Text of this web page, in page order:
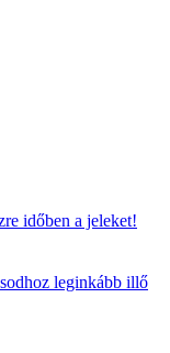
időben a jeleket!
leginkább illő